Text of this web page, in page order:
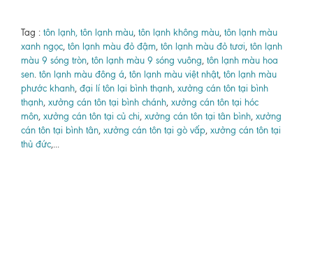
Tag : tôn lạnh, tôn lạnh màu, tôn lạnh không màu, tôn lạnh màu
xanh ngọc, tôn lạnh màu đỏ đậm, tôn lạnh màu đỏ tươi, tôn lạnh
màu 9 sóng tròn, tôn lạnh màu 9 sóng vuông, tôn lạnh màu hoa
sen tôn lạnh màu đông á, tôn lạnh màu việt nhật, tôn lạnh màu
phước khanh, đại lí tôn lại bình thạnh, xưởng cán tôn tại bình
thạnh, xưởng cán tôn tại bình chánh, xưởng cán tôn tại hóc
môn, xưởng cán tôn tại củ chi, xưởng cán tôn tại tân bình, xưởng
cán tôn tại bình tân, xưởng cán tôn tại gò vấp, xưởng cán tôn tại
thủ đức,...